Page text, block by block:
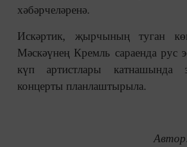
хәбәрчеләренә.
Искәртик, җырчының туган
Мәскәүнең Кремль сараенда рус
күп артистлары катнашында
концерты планлаштырыла.